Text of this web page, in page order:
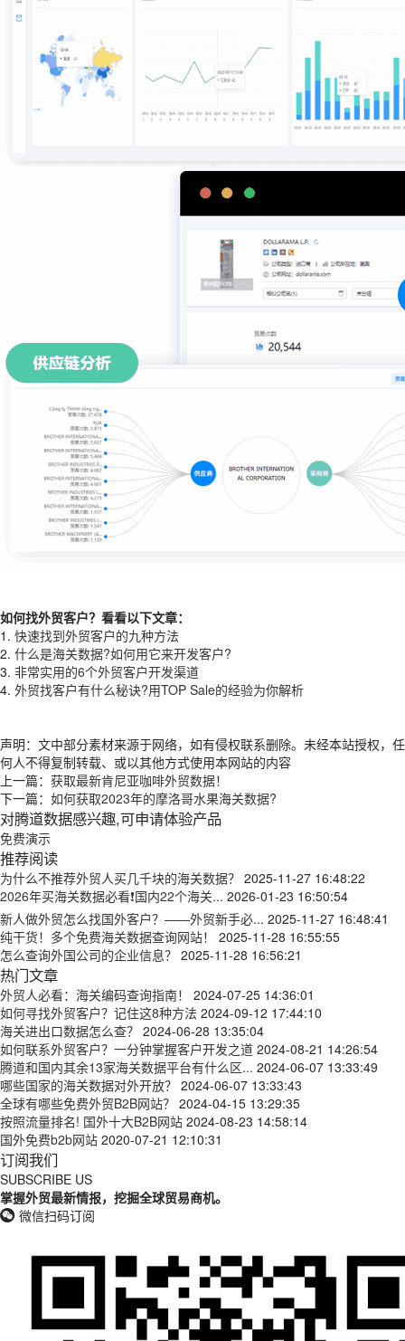
如何找外贸客户？看看以下文章：
1. 快速找到外贸客户的九种方法
2. 什么是海关数据?如何用它来开发客户?
3. 非常实用的6个外贸客户开发渠道
4. 外贸找客户有什么秘诀?用TOP Sale的经验为你解析
声明：文中部分素材来源于网络，如有侵权联系删除。未经本站授权，任
何人不得复制转载、或以其他方式使用本网站的内容
上一篇： 获取最新肯尼亚咖啡外贸数据！
下一篇： 如何获取2023年的摩洛哥水果海关数据?
对腾道数据感兴趣,可申请体验产品
免费演示
推荐阅读
为什么不推荐外贸人买几千块的海关数据？ 2025-11-27 16:48:22
2026年买海关数据必看❗国内22个海关... 2026-01-23 16:50:54
新人做外贸怎么找国外客户？——外贸新手必... 2025-11-27 16:48:41
纯干货！多个免费海关数据查询网站！
2025-11-28 16:55:55
怎么查询外国公司的企业信息？ 2025-11-28 16:56:21
热门文章
外贸人必看：海关编码查询指南！
2024-07-25 14:36:01
如何寻找外贸客户？记住这8种方法 2024-09-12 17:44:10
海关进出口数据怎么查？ 2024-06-28 13:35:04
如何联系外贸客户？一分钟掌握客户开发之道 2024-08-21 14:26:54
腾道和国内其余13家海关数据平台有什么区... 2024-06-07 13:33:49
哪些国家的海关数据对外开放？ 2024-06-07 13:33:43
全球有哪些免费外贸B2B网站？ 2024-04-15 13:29:35
按照流量排名! 国外十大B2B网站 2024-08-23 14:58:14
国外免费b2b网站 2020-07-21 12:10:31
订阅我们
SUBSCRIBE US
掌握外贸最新情报，挖掘全球贸易商机。
微信扫码订阅